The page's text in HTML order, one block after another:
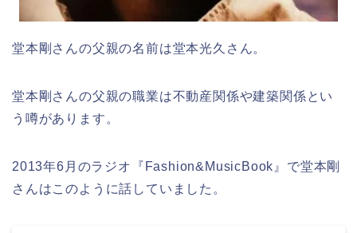
堂本剛さんの父親の名前は堂本光久さん。
堂本剛さんの父親の職業は不動産関係や建築関係とい
う噂があります。
2013年6月のラジオ『Fashion&MusicBook』で堂本剛
さんはこのように話していました。